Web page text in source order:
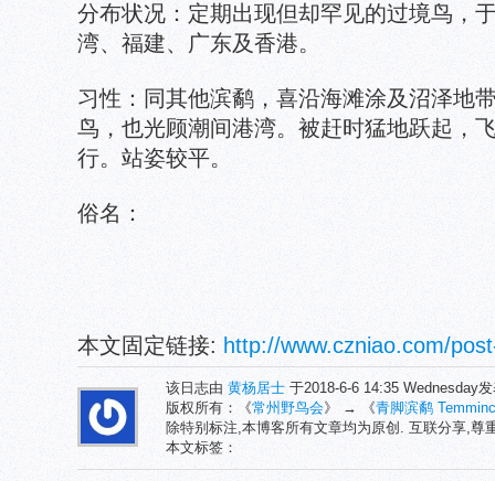
分布状况：定期出现但却罕见的过境鸟，
湾、福建、广东及香港。
习性：同其他滨鹬，喜沿海滩涂及沼泽地
鸟，也光顾潮间港湾。被赶时猛地跃起，
行。站姿较平。
俗名：
本文固定链接: http://www.czniao.com/
该日志由 黄杨居士 于2018-6-6 14:35 Wednesday
版权所有：《常州野鸟会》 → 《青脚滨鹬
除特别标注,本博客所有文章均为原创. 互联分享,尊
本文标签：